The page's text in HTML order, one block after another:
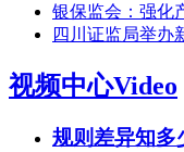
银保监会：强化
四川证监局举办
视频中心Video
规则差异知多